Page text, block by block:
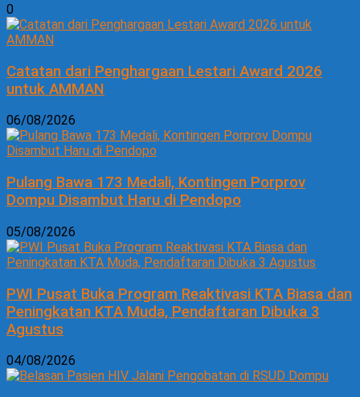
0
Catatan dari Penghargaan Lestari Award 2026
untuk AMMAN
06/08/2026
Pulang Bawa 173 Medali, Kontingen Porprov
Dompu Disambut Haru di Pendopo
05/08/2026
PWI Pusat Buka Program Reaktivasi KTA Biasa dan
Peningkatan KTA Muda, Pendaftaran Dibuka 3
Agustus
04/08/2026